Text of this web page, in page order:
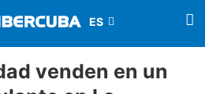
venden en un